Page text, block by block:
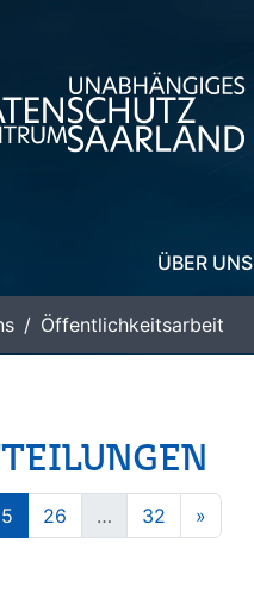
ÜBER UNS
Öffentlichkeitsarbeit
26 … 32 »